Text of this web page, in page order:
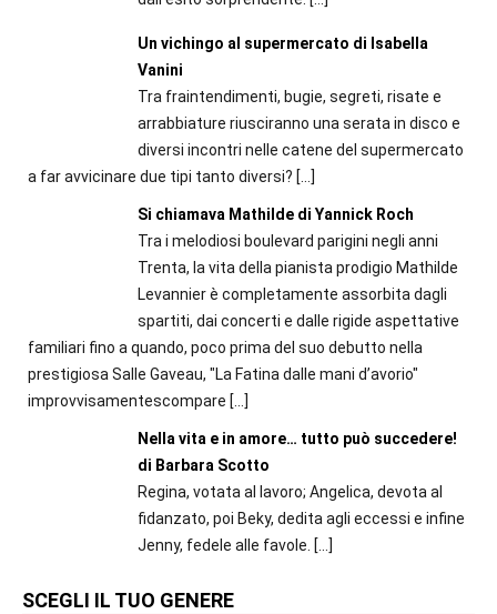
Un vichingo al supermercato di Isabella
Vanini
Tra fraintendimenti, bugie, segreti, risate e
arrabbiature riusciranno una serata in disco e
diversi incontri nelle catene del supermercato
a far avvicinare due tipi tanto diversi? […]
Si chiamava Mathilde di Yannick Roch
Tra i melodiosi boulevard parigini negli anni
Trenta, la vita della pianista prodigio Mathilde
Levannier è completamente assorbita dagli
spartiti, dai concerti e dalle rigide aspettative
familiari fino a quando, poco prima del suo debutto nella
prestigiosa Salle Gaveau, "La Fatina dalle mani d’avorio"
improvvisamentescompare […]
Nella vita e in amore… tutto può succedere!
di Barbara Scotto
Regina, votata al lavoro; Angelica, devota al
fidanzato, poi Beky, dedita agli eccessi e infine
Jenny, fedele alle favole. […]
SCEGLI IL TUO GENERE